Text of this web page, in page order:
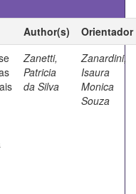
Author(s)
Orientador
Zanetti,
Patricia
da Silva
Zanardini,
Isaura
Monica
Souza